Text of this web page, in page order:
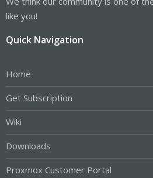
like you!
Quick Navigation
Home
Get Subscription
Wiki
Downloads
Proxmox Customer Portal